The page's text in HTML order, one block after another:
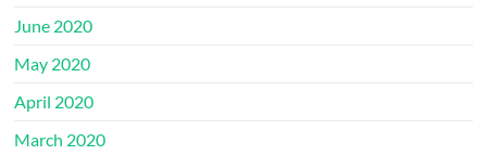
June 2020
May 2020
April 2020
March 2020